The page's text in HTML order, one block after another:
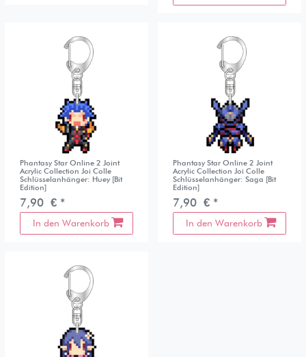
Phantasy Star Online 2 Joint
Acrylic Collection Joi Colle
Schlüsselanhänger: Huey [Bit
Edition]
7,90 € *
In den Warenkorb
Phantasy Star Online 2 Joint
Acrylic Collection Joi Colle
Schlüsselanhänger: Saga [Bit
Edition]
7,90 € *
In den Warenkorb